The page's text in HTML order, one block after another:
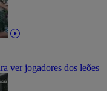
ver jogadores dos leões